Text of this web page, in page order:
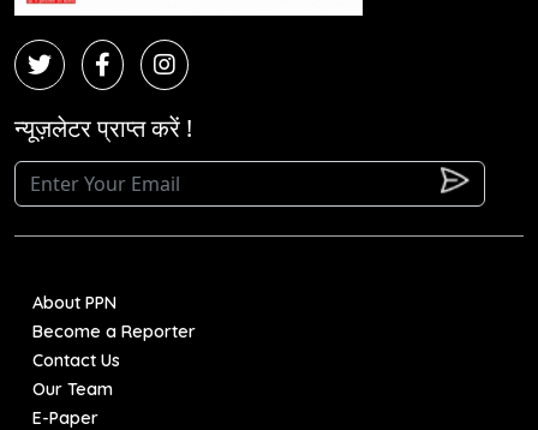
न्यूज़लेटर प्राप्त करें !
About PPN
Become a Reporter
Contact Us
Our Team
E-Paper